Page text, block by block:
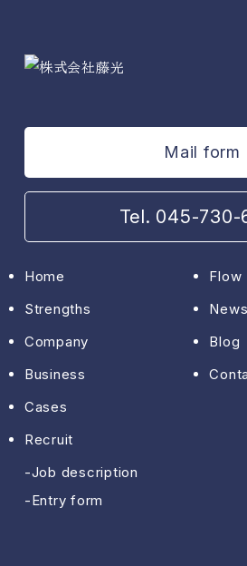
Mail form
Tel. 045-730-
Home
Strengths
Company
Business
Cases
Flow
News
Blog
Recruit
Job description
Entry form